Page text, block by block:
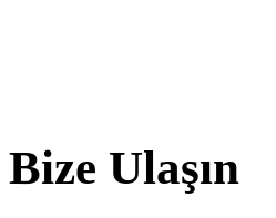
Bize Ulaşın